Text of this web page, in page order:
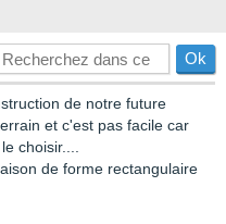
de notre future
et c'est pas facile car
choisir....
de forme rectangulaire